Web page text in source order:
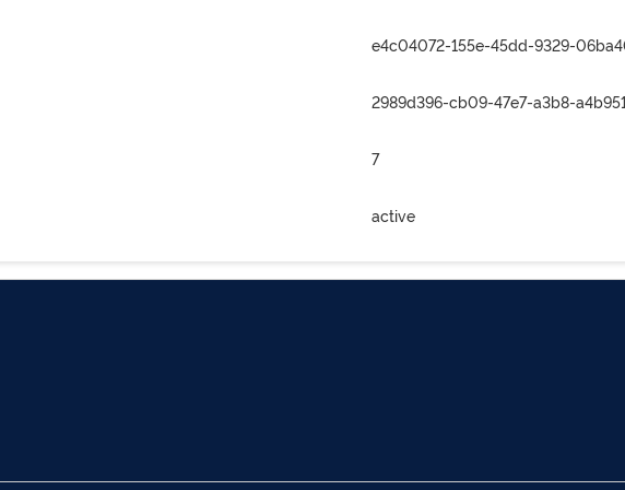
e4c04072-155e-45dd-9329-
2989d396-cb09-47e7-a3b8-
7
active